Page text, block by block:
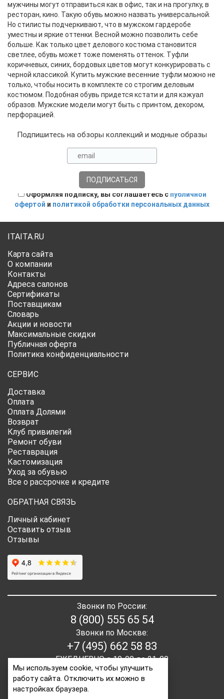
мужчины могут отправиться как в офис, так и на прогулку, в
ресторан, кино. Такую обувь можно назвать универсальной.
Но стилисты подчеркивают, что в мужском гардеробе
уместны и яркие оттенки. Весной можно позволить себе
больше. Как только цвет делового костюма становится
светлее, обувь может тоже поменять оттенок. Туфли
коричневых, синих, бордовых цветов могут конкурировать с
черной классикой. Купить мужские весенние туфли можно не
только, чтобы носить в комплекте со строгим деловым
костюмом. Подобная обувь придется кстати и для кэжуал
образов. Мужские модели могут быть с принтом, декором,
перфорацией.
Подпишитесь на обзоры коллекций и модные образы
Оформляя подписку, вы соглашаетесь с публичной
офертой и политикой обработки персональных данных
ITAITA.RU
Карта сайта
О компании
Контакты
Адреса салонов
Сертификаты
Поставщикам
Словарь
Акции и новости
Максимальные скидки
Публичная оферта
Политика конфиденциальности
СЕРВИС
Доставка
Оплата
Оплата Долями
Возврат
Клуб привилегий
Ремонт обуви
Реставрация
Кастомизация
Уход за обувью
Все о рассрочке и кредите
ОБРАТНАЯ СВЯЗЬ
Личный кабинет
Оставить отзыв
Отзывы
Звонки по России:
8 (800) 555 65 54
Звонки по Москве:
+7 (495) 662 58 83
ЕЖЕДНЕВНО с 10-00 до 21-00
Мы используем cookie, чтобы улучшить
работу сайта. Отключить их можно в
настройках браузера.